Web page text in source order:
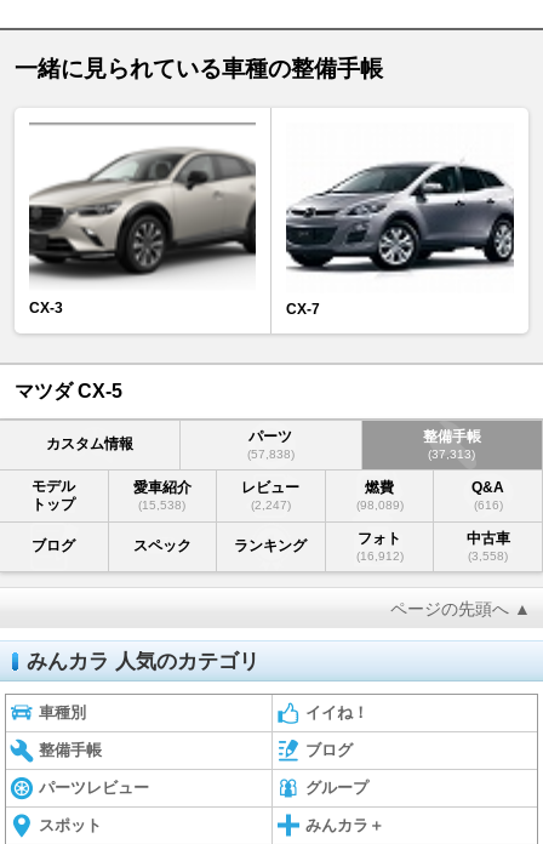
一緒に見られている車種の整備手帳
CX-3 CX-7
マツダ CX-5
カスタム情報 パーツ
(57,838)
整備手帳
(37,313)
モデル
トップ
愛車紹介
(15,538)
レビュー
(2,247)
燃費
(98,089)
Q&A
(616)
ブログ スペック ランキング フォト
(16,912)
中古車
(3,558)
ページの先頭へ ▲
みんカラ 人気のカテゴリ
車種別 イイね！
整備手帳 ブログ
パーツレビュー グループ
スポット みんカラ＋